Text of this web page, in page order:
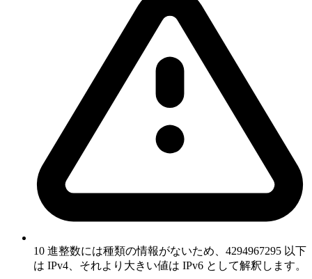
10 進整数には種類の情報がないため、4294967295 以下
は IPv4、それより大きい値は IPv6 として解釈します。